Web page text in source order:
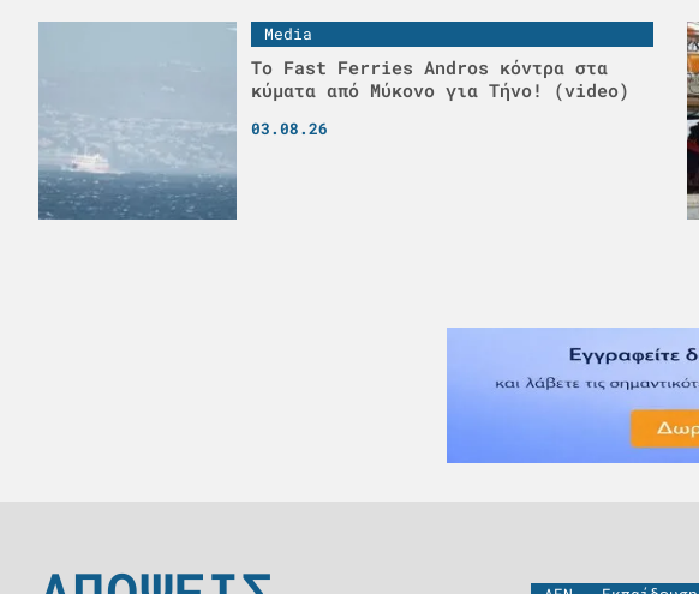
Media
Το Fast Ferries Andros κόντρα στα
κύματα από Μύκονο για Τήνο! (video)
03.08.26